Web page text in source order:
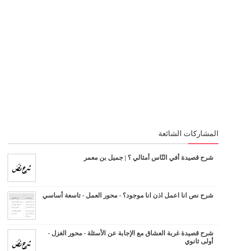
المشاركات الشائعة
شرح قصيدة أفي النّاس أمثالي ؟ | جميل بن معمر
شرح نص انا اعمل اذن انا موجود؟ - محور العمل - تاسعة أساسي
شرح قصيدة غربة العشاق مع الإجابة عن الأسئلة - محور الغزل -
أولى ثانوي